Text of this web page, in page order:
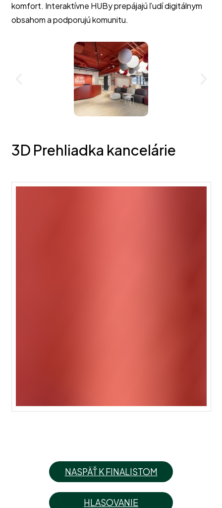
komfort. Interaktívne HUBy prepájajú ľudí digitálnym
obsahom a podporujú komunitu.
3D Prehliadka kancelárie
NASPÄŤ K FINALISTOM
HLASOVANIE